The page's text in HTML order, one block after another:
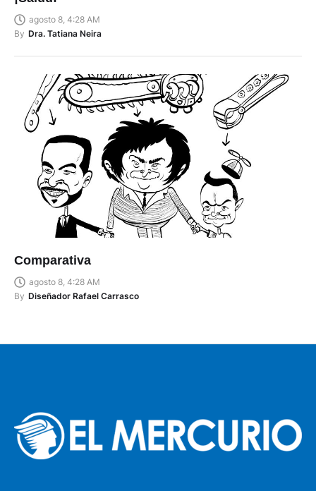
agosto 8, 4:28 AM
By Dra. Tatiana Neira
Comparativa
agosto 8, 4:28 AM
By Diseñador Rafael Carrasco